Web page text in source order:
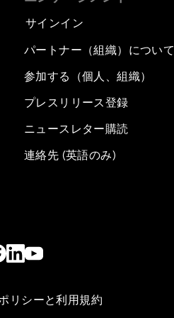
サインイン
パートナー（組織）につい
参加する（個人、組織）
プレスリリース登録
ニュースレター購読
連絡先 (英語のみ)
リシーと利用規約